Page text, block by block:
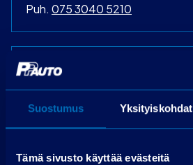
Suostumus Yksityiskohdat
Tämä sivusto käyttää evästeitä
Puh. 075 3040 5210
Laske rahoitus
Käsiraha (€):
Suurempi viimeinen erä (€):
Rahoitusaika (kk):